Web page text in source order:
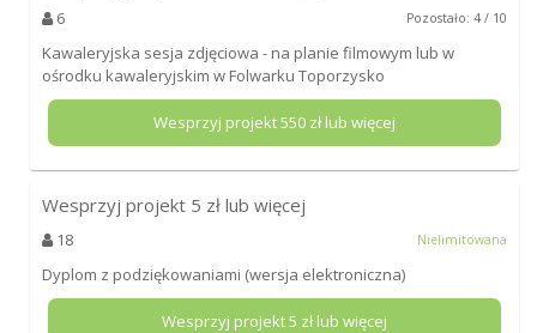
6 Pozostało: 4 / 10
Kawaleryjska sesja zdjęciowa - na planie filmowym lub w
ośrodku kawaleryjskim w Folwarku Toporzysko
Wesprzyj projekt550zł lub więcej
Wesprzyj projekt 5 zł lub więcej
18 Nielimitowana
Dyplom z podziękowaniami (wersja elektroniczna)
Wesprzyj projekt5 zł lub więcej